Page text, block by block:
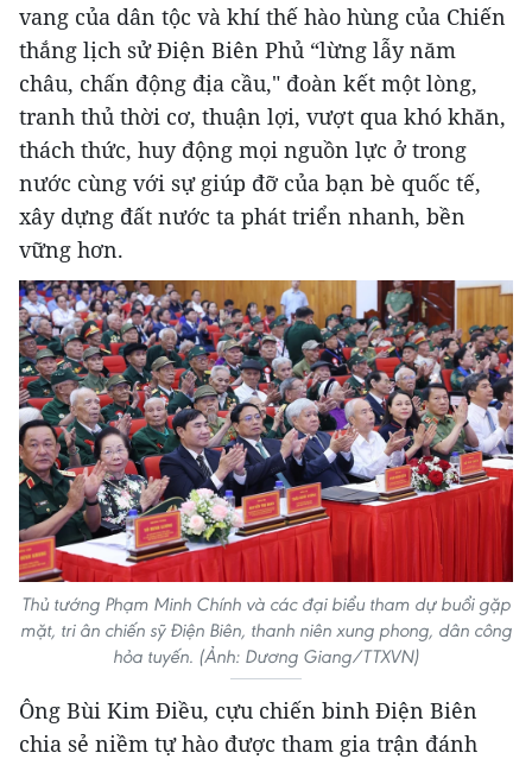
vang của dân tộc và khí thế hào hùng của Chiến
thắng lịch sử Điện Biên Phủ “lừng lẫy năm
châu, chấn động địa cầu," đoàn kết một lòng,
tranh thủ thời cơ, thuận lợi, vượt qua khó khăn,
thách thức, huy động mọi nguồn lực ở trong
nước cùng với sự giúp đỡ của bạn bè quốc tế,
xây dựng đất nước ta phát triển nhanh, bền
vững hơn.
Thủ tướng Phạm Minh Chính và các đại biểu tham dự buổi gặp
mặt, tri ân chiến sỹ Điện Biên, thanh niên xung phong, dân công
hỏa tuyến. (Ảnh: Dương Giang/TTXVN)
Ông Bùi Kim Điều, cựu chiến binh Điện Biên
chia sẻ niềm tự hào được tham gia trận đánh